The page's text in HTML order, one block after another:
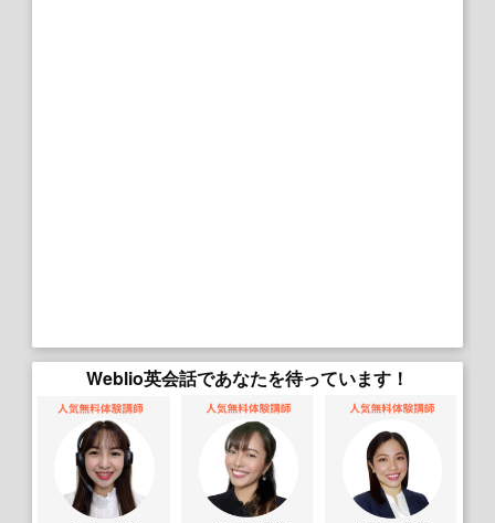
Weblio英会話であなたを待っています！